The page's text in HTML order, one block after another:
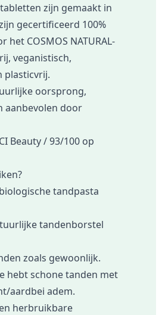
zijn gemaakt in
gecertificeerd 100%
het COSMOS NATURAL-
veganistisch,
plasticvrij.
oorsprong,
aanbevolen door
Beauty / 93/100 op
tandpasta
tandenborstel
zoals gewoonlijk.
hebt schone tanden met
aardbei adem.
herbruikbare